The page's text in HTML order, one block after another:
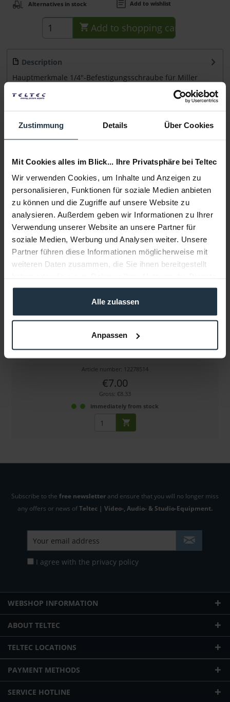
Zustimmung Details Über Cookies
Mit Cookies alles im Blick... Ihre Privatsphäre bei Teltec
Wir verwenden Cookies, um Inhalte und Anzeigen zu
personalisieren, Funktionen für soziale Medien anbieten
zu können und die Zugriffe auf unsere Website zu
analysieren. Außerdem geben wir Informationen zu Ihrer
Verwendung unserer Website an unsere Partner für
soziale Medien, Werbung und Analysen weiter. Unsere
Partner führen diese Informationen möglicherweise mit
weiteren Daten zusammen, die Sie ihnen bereitgestellt
gesammelt haben.
Alle zulassen
Anpassen
Alternatives in stock Add to wishlist
Add to shopping cart
Description
Hauptmerkmale 1/4"-Befestigungsschraube für Miller
Manufacturer & Product Safety Information
Folgende Infos zum Hersteller sind verfübar...... more
More articles from +++ Miller +++ look at
Miller 3/8"-Kameraschraube
für Miller Kameraplatten
Article number: 12278514
€7.00
Gross: €8.33
immediately from stock
Subscribe to the free newsletter and ensure that you will no longer miss
any offers or news ofTeltec | Video-, Audio- & Studio-Equipment.
I agree with the privacy policy
WEBSHOP INFORMATION
ABOUT TELTEC
TELTEC LOCATIONS
PAYMENT METHODS
SERVICE HOTLINE